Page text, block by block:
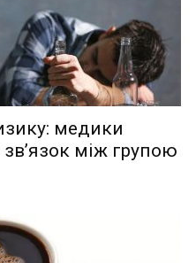
медики
між групою